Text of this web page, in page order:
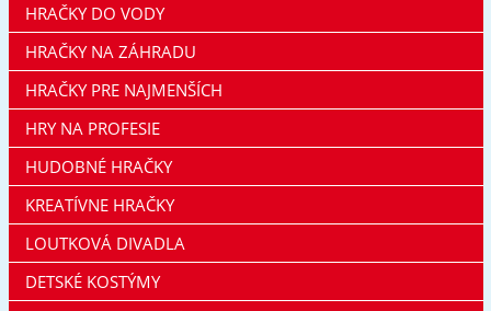
HRAČKY DO VODY
HRAČKY NA ZÁHRADU
HRAČKY PRE NAJMENŠÍCH
HRY NA PROFESIE
HUDOBNÉ HRAČKY
KREATÍVNE HRAČKY
LOUTKOVÁ DIVADLA
DETSKÉ KOSTÝMY